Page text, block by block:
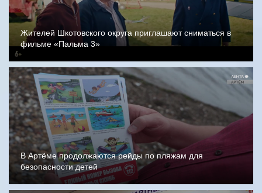
Жителей Шкотовского округа приглашают сниматься в
фильме «Пальма 3»
В Артёме продолжаются рейды по пляжам для
безопасности детей